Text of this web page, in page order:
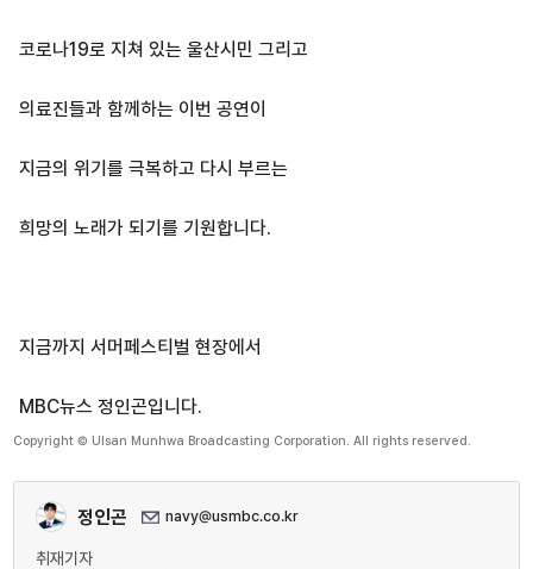
코로나19로 지쳐 있는 울산시민 그리고
의료진들과 함께하는 이번 공연이
지금의 위기를 극복하고 다시 부르는
희망의 노래가 되기를 기원합니다.
지금까지 서머페스티벌 현장에서
MBC뉴스 정인곤입니다.
Copyright © Ulsan Munhwa Broadcasting Corporation. All rights reserved.
정인곤 navy@usmbc.co.kr
취재기자